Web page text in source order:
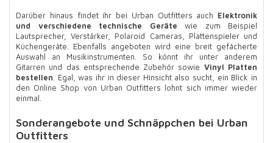
Darüber hinaus findet ihr bei Urban Outfitters auch Elektronik
und verschiedene technische Geräte wie zum Beispiel
Lautsprecher, Verstärker, Polaroid Cameras, Plattenspieler und
Küchengeräte. Ebenfalls angeboten wird eine breit gefächerte
Auswahl an Musikinstrumenten. So könnt ihr unter anderem
Gitarren und das entsprechende Zubehör sowie Vinyl Platten
bestellen. Egal, was ihr in dieser Hinsicht also sucht, ein Blick in
den Online Shop von Urban Outfitters lohnt sich immer wieder
einmal.
Sonderangebote und Schnäppchen bei Urban
Outfitters